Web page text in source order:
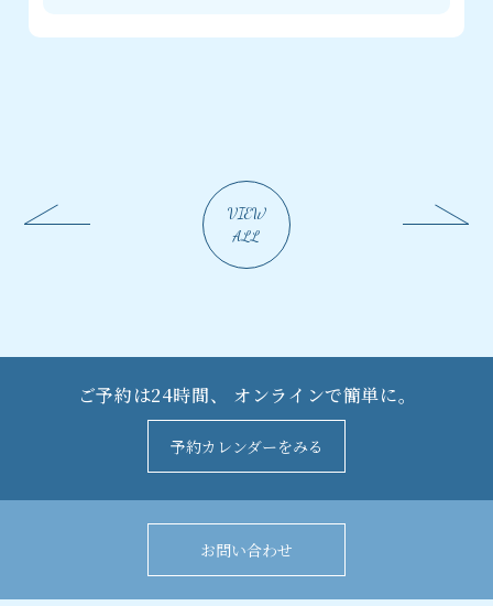
VIEW
ALL
ご予約は24時間、 オンラインで簡単に。
予約カレンダーをみる
お問い合わせ